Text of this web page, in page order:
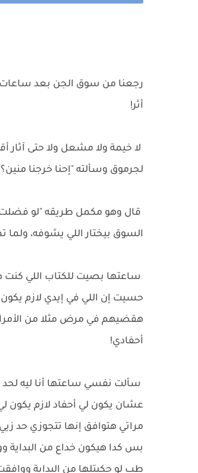
رجعنا من سوق الجن بعد ساعات
أثر!
لا خيمة ولا مشعل ولا حتى
لجرموق وسألته "إحنا خرجنا
قال وهو مكمل طريقه "لو فضلت
السوق بيختار اللي يشوفه،
ساعتها بصيت للكتاب اللي
حسيت إن اللي في إيدي لازم
هقضيهم في مرض مثلا من
أحفادي!
سألت نفسي ساعتها أنا ليه
عشان يكون لي أحفاد لازم يكون لي
مراتي هتوافق إنها تتجوزي حد
بس كدا هيكون خداع من
طب لو حكيتلها من البداية